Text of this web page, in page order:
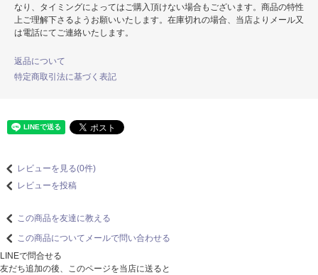
なり、タイミングによってはご購入頂けない場合もございます。商品の特性
上ご理解下さるようお願いいたします。在庫切れの場合、当店よりメール又
は電話にてご連絡いたします。
返品について
特定商取引法に基づく表記
レビューを見る(0件)
レビューを投稿
この商品を友達に教える
この商品についてメールで問い合わせる
LINEで問合せる
友だち追加の後、このページを当店に送ると